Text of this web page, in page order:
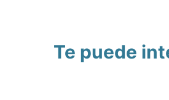
Te puede